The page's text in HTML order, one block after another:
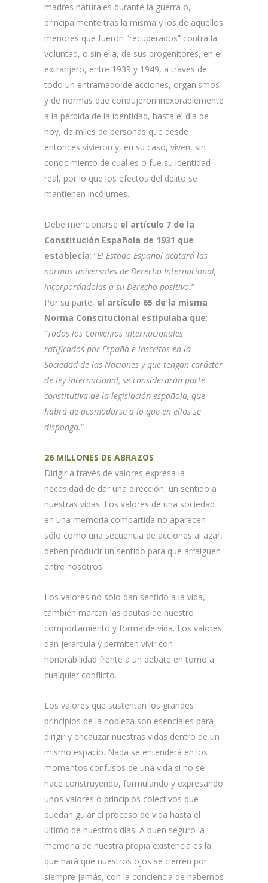
madres naturales durante la guerra o,
principalmente tras la misma y los de aquellos
menores que fueron “recuperados” contra la
voluntad, o sin ella, de sus progenitores, en el
extranjero, entre 1939 y 1949, a través de
todo un entramado de acciones, organismos
y de normas que condujeron inexorablemente
a la pérdida de la identidad, hasta el día de
hoy, de miles de personas que desde
entonces vivieron y, en su caso, viven, sin
conocimiento de cual es o fue su identidad
real, por lo que los efectos del delito se
mantienen incólumes.
Debe mencionarse el artículo 7 de la
Constitución Española de 1931 que
establecía: “El Estado Español acatará las
normas universales de Derecho Internacional,
incorporándolas a su Derecho positivo.”
Por su parte, el artículo 65 de la misma
Norma Constitucional estipulaba que:
“Todos los Convenios internacionales
ratificados por España e inscritos en la
Sociedad de las Naciones y que tengan carácter
de ley internacional, se considerarán parte
constitutiva de la legislación española, que
habrá de acomodarse a lo que en ellos se
disponga.”
26 MILLONES DE ABRAZOS
Dirigir a través de valores expresa la
necesidad de dar una dirección, un sentido a
nuestras vidas. Los valores de una sociedad
en una memoria compartida no aparecen
sólo como una secuencia de acciones al azar,
deben producir un sentido para que arraiguen
entre nosotros.
Los valores no sólo dan sentido a la vida,
también marcan las pautas de nuestro
comportamiento y forma de vida. Los valores
dan jerarquía y permiten vivir con
honorabilidad frente a un debate en torno a
cualquier conflicto.
Los valores que sustentan los grandes
principios de la nobleza son esenciales para
dirigir y encauzar nuestras vidas dentro de un
mismo espacio. Nada se entenderá en los
momentos confusos de una vida si no se
hace construyendo, formulando y expresando
unos valores o principios colectivos que
puedan guiar el proceso de vida hasta el
último de nuestros días. A buen seguro la
memoria de nuestra propia existencia es la
que hará que nuestros ojos se cierren por
siempre jamás, con la conciencia de habernos